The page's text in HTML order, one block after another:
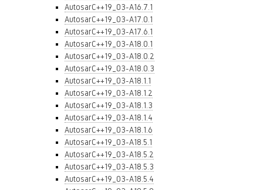
AutosarC++19_03-A16.7.1
AutosarC++19_03-A17.0.1
AutosarC++19_03-A17.6.1
AutosarC++19_03-A18.0.1
AutosarC++19_03-A18.0.2
AutosarC++19_03-A18.0.3
AutosarC++19_03-A18.1.1
AutosarC++19_03-A18.1.2
AutosarC++19_03-A18.1.3
AutosarC++19_03-A18.1.4
AutosarC++19_03-A18.1.6
AutosarC++19_03-A18.5.1
AutosarC++19_03-A18.5.2
AutosarC++19_03-A18.5.3
AutosarC++19_03-A18.5.4